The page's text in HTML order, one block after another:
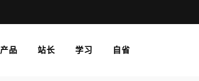
产品 站长 学习 自省